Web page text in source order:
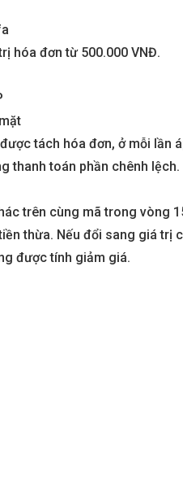
hóa đơn từ 500.000 VNĐ.
tách hóa đơn, ở mỗi lần
thanh toán phần chênh lệch.
trên cùng mã trong vòng
thừa. Nếu đổi sang giá trị
được tính giảm giá.
Metropolis Thủ
Dự án hot nhất hiện nay